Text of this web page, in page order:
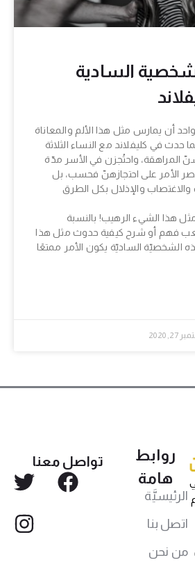
السادية
أن يمارس مثل هذا الألم والمعاناة
حدث في كليفلاند مع النساء الثلاثة
المراهقة، واحتُجزن في الأسر مدّة
الأمر على احتجازهنّ فحسب، بل
والإذلال بكل الطرق
هذا الشيء الرهيب! بالنسبة
فهم أو شرح كيفية حدوث مثل هذا
الشخصيّة الساديّة يكون الأمر ممتعًا
27, 2020
روابط
هامة
الرئيسيَّة
اتصل بنا
من نحن
تواصل معنا